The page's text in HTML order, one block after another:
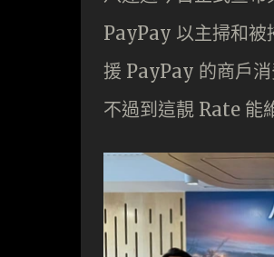
PayPay 以主掃和被
援 PayPay 的商戶
不過到這靚 Rate 能